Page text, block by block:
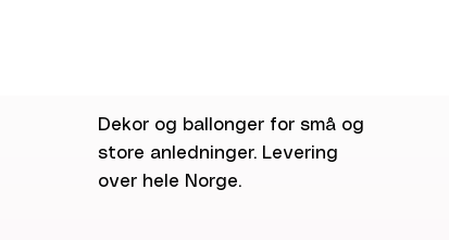
Dekor og ballonger for små og
store anledninger. Levering
over hele Norge.